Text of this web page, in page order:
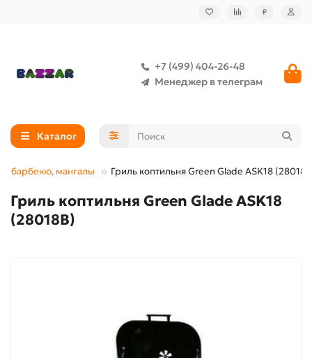
₽
+7 (499) 404-26-48
Менеджер в телеграм
Каталог
барбекю, мангалы Гриль коптильня Green Glade ASK18
Гриль коптильня Green Glade ASK18
(28018B)